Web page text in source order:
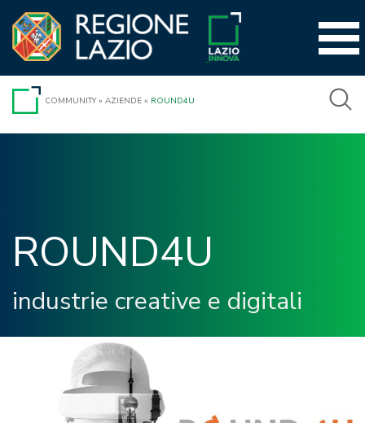
contenuto
COMMUNITY» AZIENDE » ROUND4U
ROUND4U
industrie creative e digitali